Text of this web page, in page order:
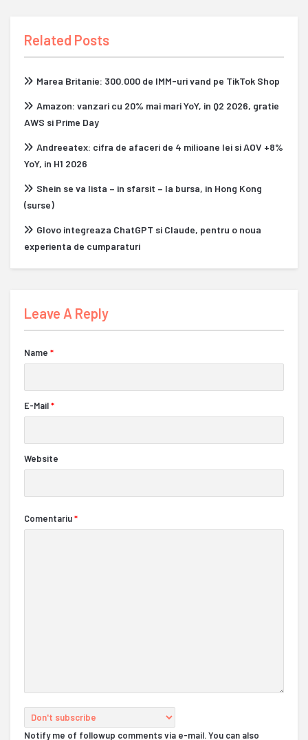
Related Posts
Marea Britanie: 300.000 de IMM-uri vand pe TikTok Shop
Amazon: vanzari cu 20% mai mari YoY, in Q2 2026, gratie
AWS si Prime Day
Andreeatex: cifra de afaceri de 4 milioane lei si AOV +8%
YoY, in H1 2026
Shein se va lista – in sfarsit – la bursa, in Hong Kong
(surse)
Glovo integreaza ChatGPT si Claude, pentru o noua
experienta de cumparaturi
Leave A Reply
Name *
E-Mail*
Website
Comentariu*
Notify me of followup comments via e-mail. You can also